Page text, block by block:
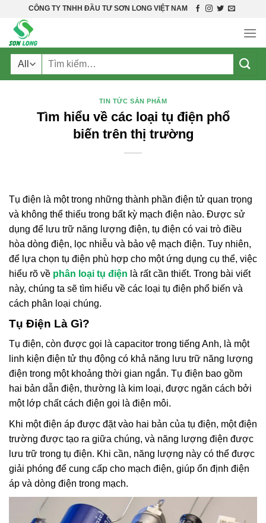
content
CÔNG TY TNHH ĐẦU TƯ SƠN LONG VIỆT NAM
Tìm
TIN TỨC SẢN PHẨM
Tìm hiểu về các loại tụ điện phổ
biến trên thị trường
Tụ điện là một trong những thành phần điện tử quan trọng
và không thể thiếu trong bất kỳ mạch điện nào. Được sử
dụng để lưu trữ năng lượng điện, tụ điện có vai trò điều
hòa dòng điện, lọc nhiễu và bảo vệ mạch điện. Tuy nhiên,
để lựa chọn tụ điện phù hợp cho một ứng dụng cụ thể, việc
hiểu rõ về phân loại tụ điện là rất cần thiết. Trong bài viết
này, chúng ta sẽ tìm hiểu về các loại tụ điện phổ biến và
cách phân loại chúng.
Tụ Điện Là Gì?
Tụ điện, còn được gọi là capacitor trong tiếng Anh, là một
linh kiện điện tử thụ động có khả năng lưu trữ năng lượng
điện trong một khoảng thời gian ngắn. Tụ điện bao gồm
hai bản dẫn điện, thường là kim loại, được ngăn cách bởi
một lớp chất cách điện gọi là điện môi.
Khi một điện áp được đặt vào hai bản của tụ điện, một điện
trường được tạo ra giữa chúng, và năng lượng điện được
lưu trữ trong tụ điện. Khi cần, năng lượng này có thể được
giải phóng để cung cấp cho mạch điện, giúp ổn định điện
áp và dòng điện trong mạch.